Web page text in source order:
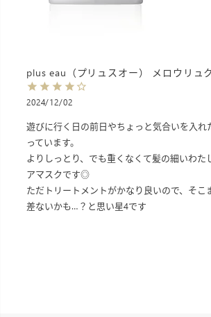
plus eau（プリュスオー） メロウリュ
2024/12/02
遊びに行く日の前日やちょっと気合いを入れ
っています。
よりしっとり、でも重くなくて髪の細いわた
アマスクです◎
ただトリートメントがかなり良いので、そこ